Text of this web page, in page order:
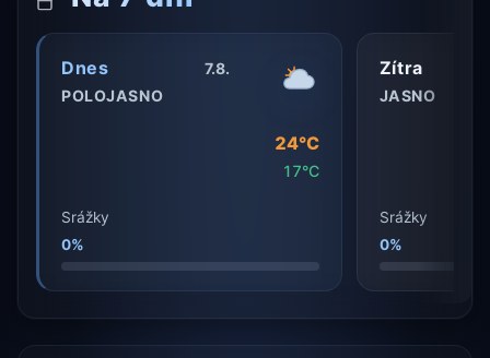
Dnes
7.8.
POLOJASNO
24°C
17°C
Srážky
0%
Zítra
JASNO
Srážky
0%